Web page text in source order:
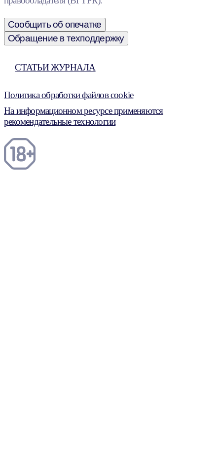
Сообщить об опечатке
Обращение в техподдержку
СТАТЬИ ЖУРНАЛА
Политика обработки файлов cookie
На информационном ресурсе применяются
рекомендательные технологии